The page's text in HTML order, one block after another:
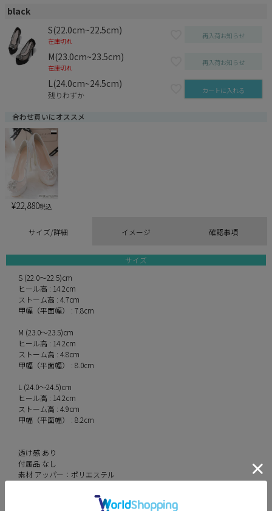
black
S(22.0cm~22.5cm)
在庫切れ
再入荷お知らせ
M(23.0cm~23.5cm)
在庫切れ
再入荷お知らせ
L(24.0cm~24.5cm)
残りわずか カートに入れる
合わせ買いにオススメ
¥22,880税込
サイズ/詳細 イメージ 確認事項
サイズ
S (22.0〜22.5)cm
ヒール高 : 14.2cm
ストーム高 : 4.7cm
甲幅（平面幅） : 7.8cm
M (23.0〜23.5)cm
ヒール高 : 14.2cm
ストーム高 : 4.8cm
甲幅（平面幅） : 8.0cm
L (24.0〜24.5)cm
ヒール高 : 14.2cm
ストーム高 : 4.9cm
甲幅（平面幅） : 8.2cm
透け感 あり
付属品 なし
素材 アッパー：ポリエステル